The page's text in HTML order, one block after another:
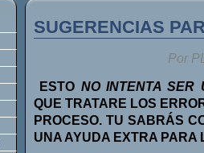
SUGERENCIAS
Por
ESTO NO INTENTA SER
QUE TRATARE LOS
PROCESO. TU SABRÁS
UNA AYUDA EXTRA